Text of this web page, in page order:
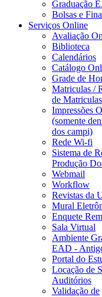
Graduação
Bolsas e
Serviços Online
Avaliação
Biblioteca
Calendários
Catálogo
Grade de
Matriculas /
de Matriculas
Impressões
(somente
dos campi)
Rede Wi-fi
Sistema de
Produção
Webmail
Workflow
Revistas da
Mural
Enquete
Sala Virtual
Ambiente
EAD -
Portal do
Locação de
Auditórios
Validação de